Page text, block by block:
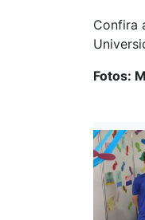
Confira
Fotos: